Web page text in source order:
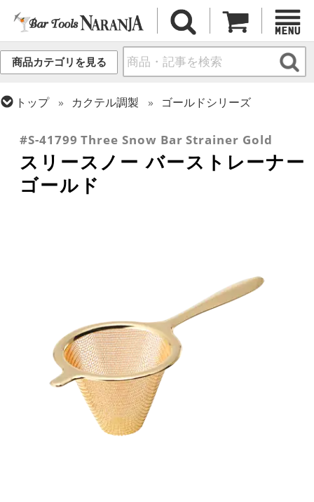
商品カテゴリを見る
トップ カクテル調製
ゴールドシリーズ
#S-41799 Three Snow Bar Strainer Gold
スリースノー バーストレーナー
ゴールド